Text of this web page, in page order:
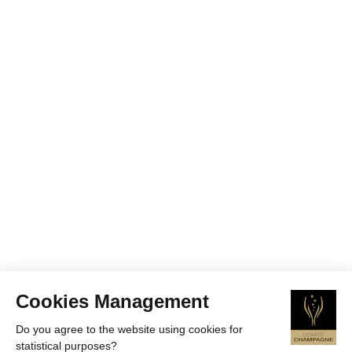
Cookies Management
Do you agree to the website using cookies for
statistical purposes?